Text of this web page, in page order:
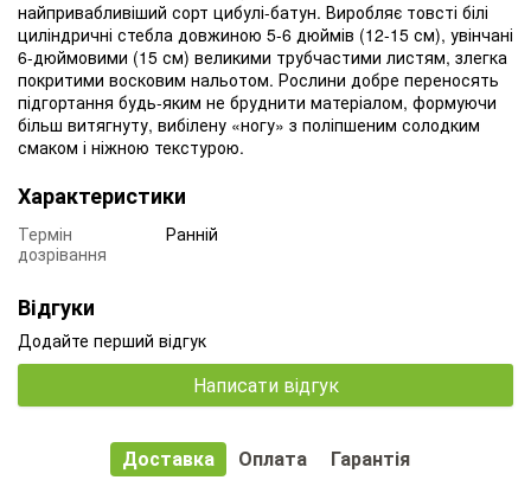
найпривабливіший сорт цибулі-батун. Виробляє товсті білі
циліндричні стебла довжиною 5-6 дюймів (12-15 см), увінчані
6-дюймовими (15 см) великими трубчастими листям, злегка
покритими восковим нальотом. Рослини добре переносять
підгортання будь-яким не бруднити матеріалом, формуючи
більш витягнуту, вибілену «ногу» з поліпшеним солодким
смаком і ніжною текстурою.
Характеристики
Термін
дозрівання
Ранній
Відгуки
Додайте перший відгук
Написати відгук
Доставка Оплата Гарантія